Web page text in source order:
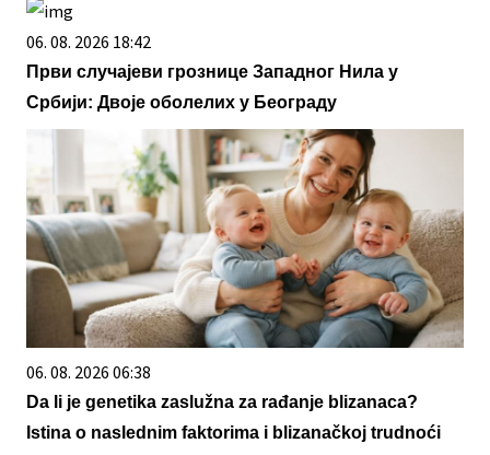
06. 08. 2026 18:42
Први случајеви грознице Западног Нила у
Србији: Двоје оболелих у Београду
06. 08. 2026 06:38
Da li je genetika zaslužna za rađanje blizanaca?
Istina o naslednim faktorima i blizanačkoj trudnoći